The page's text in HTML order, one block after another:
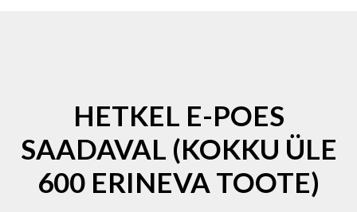
HETKEL E-POES
SAADAVAL (KOKKU ÜLE
600 ERINEVA TOOTE)